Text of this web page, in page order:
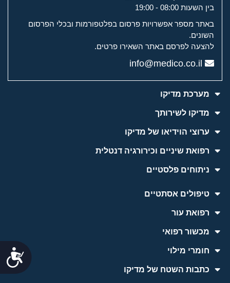
בין השעות 08:00 - 19:00
באתר מספר אפשרויות פרסום בפלטפורמות ובכלי הפרסום
השונים.
להצעה לפרסם באתר השאירו פרטים.
info@medico.co.il
מערכת מדיקו
מדיקו לשירותך
ערוצי הוידיאו של מדיקו
רפואת שיניים וכירורגיה דנטלית
ניתוחים פלסטיים
טיפולים אסתטיים
רפואת עור
מכשור רפואי
חומרי מילוי
כתבות השטח של מדיקו